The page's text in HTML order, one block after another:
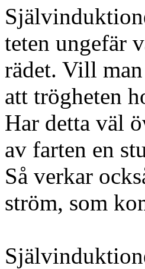
teten ungefär
rädet. Vill
att trögheten
Har detta väl
av farten en
Så verkar
ström, som